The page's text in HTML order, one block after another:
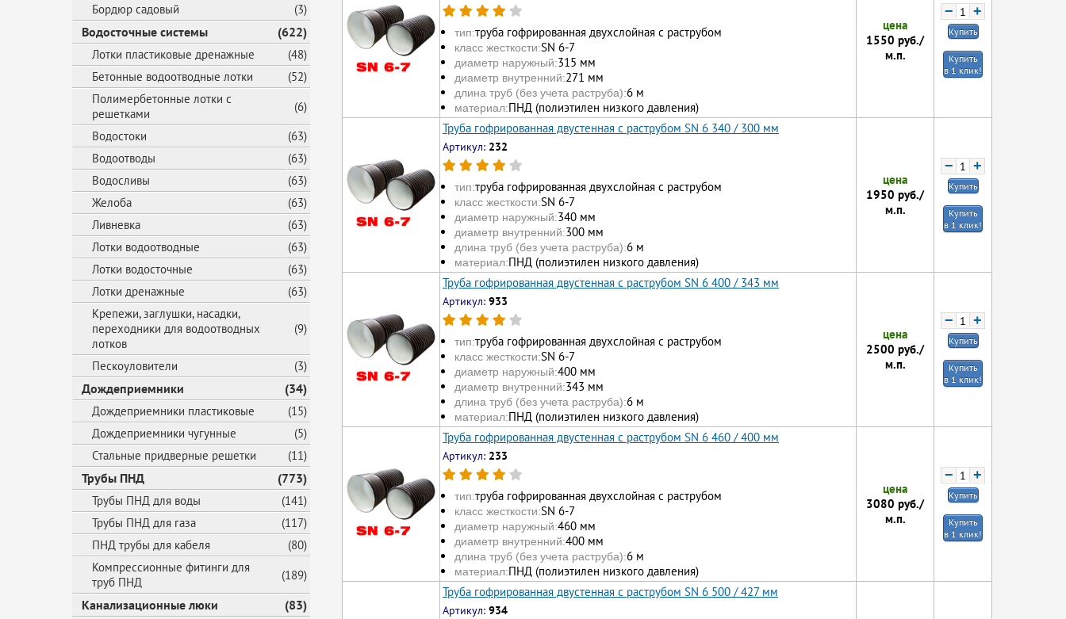
Бордюр садовый
(3)
Водосточные системы (622)
Лотки пластиковые дренажные
(48)
Бетонные водоотводные лотки
(52)
Полимербетонные лотки с
решетками
(6)
Водостоки
(63)
Водоотводы
(63)
Водосливы
(63)
Желоба
(63)
Ливневка
(63)
Лотки водоотводные
(63)
Лотки водосточные
(63)
Лотки дренажные
(63)
Крепежи, заглушки, насадки,
переходники для водоотводных
лотков
(9)
Пескоуловители (3)
Дождеприемники (34)
Дождеприемники пластиковые
(15)
Дождеприемники чугунные
(5)
Стальные придверные решетки
(11)
Трубы ПНД (773)
Трубы ПНД для воды
(141)
Трубы ПНД для газа
(117)
ПНД трубы для кабеля
(80)
Компрессионные фитинги для
труб ПНД
(189)
Канализационные люки (83)
тип:труба гофрированная двухслойная с раструбом
класс жесткости:SN 6-7
диаметр наружный:315 мм
диаметр внутренний:271 мм
длина труб (без учета раструба):6 м
материал:ПНД (полиэтилен низкого давления)
цена
1550 руб./
м.п.
− +
Купить
Купить
в 1 клик!
Труба гофрированная двустенная с раструбом SN 6 340 / 300 мм
Артикул: 232
тип:труба гофрированная двухслойная с раструбом
класс жесткости:SN 6-7
диаметр наружный:340 мм
диаметр внутренний:300 мм
длина труб (без учета раструба):6 м
материал:ПНД (полиэтилен низкого давления)
цена
1950 руб./
м.п.
− +
Купить
Купить
в 1 клик!
Труба гофрированная двустенная с раструбом SN 6 400 / 343 мм
Артикул: 933
тип:труба гофрированная двухслойная с раструбом
класс жесткости:SN 6-7
диаметр наружный:400 мм
диаметр внутренний:343 мм
длина труб (без учета раструба):6 м
материал:ПНД (полиэтилен низкого давления)
цена
2500 руб./
м.п.
− +
Купить
Купить
в 1 клик!
Труба гофрированная двустенная с раструбом SN 6 460 / 400 мм
Артикул: 233
тип:труба гофрированная двухслойная с раструбом
класс жесткости:SN 6-7
диаметр наружный:460 мм
диаметр внутренний:400 мм
длина труб (без учета раструба):6 м
материал:ПНД (полиэтилен низкого давления)
цена
3080 руб./
м.п.
− +
Купить
Купить
в 1 клик!
Труба гофрированная двустенная с раструбом SN 6 500 / 427 мм
Артикул: 934